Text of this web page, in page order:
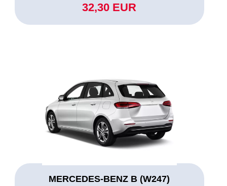
32,30 EUR
MERCEDES-BENZ B (W247)